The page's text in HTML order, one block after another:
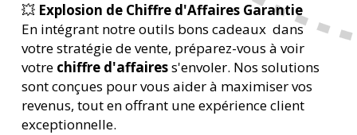
💥 Explosion de Chiffre d'Affaires Garantie
En intégrant notre outils bons cadeaux dans
votre stratégie de vente, préparez-vous à voir
votre chiffre d'affairess'envoler. Nos solutions
sont conçues pour vous aider à maximiser vos
revenus, tout en offrant une expérience client
exceptionnelle.